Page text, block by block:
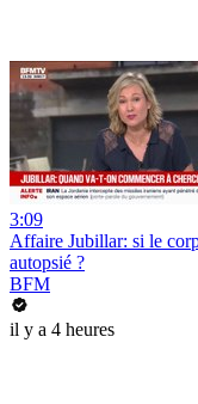
3:09
Affaire Jubillar: si le
autopsié ?
BFM
il y a 4 heures